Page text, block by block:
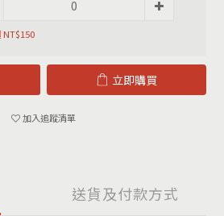
NT$150
立即購買
加入追蹤清單
送貨及付款方式